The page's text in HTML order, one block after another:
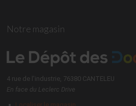
Notre magasin
4 rue de l'industrie, 76380 CANTELEU
En face du Leclerc Drive